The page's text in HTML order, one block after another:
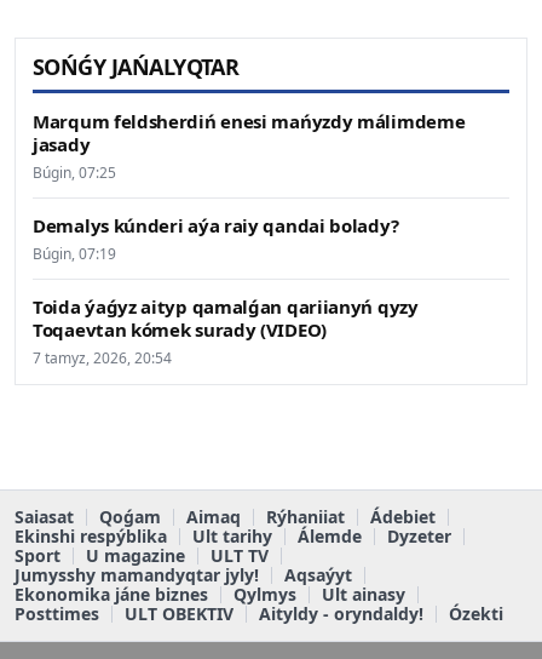
SOŃǴY JAŃALYQTAR
Marqum feldsherdiń enesi mańyzdy málimdeme
jasady
Búgin, 07:25
Demalys kúnderi aýa raiy qandai bolady?
Búgin, 07:19
Toida ýaǵyz aityp qamalǵan qariianyń qyzy
Toqaevtan kómek surady (VIDEO)
7 tamyz, 2026, 20:54
Saiasat Qoǵam Aimaq Rýhaniiat
Ádebiet
Ekinshi respýblika
Ult tarihy Álemde
Dyzeter
Sport
U magazine
ULT TV
Jumysshy mamandyqtar jyly!
Aqsaýyt
Ekonomika jáne biznes
Qylmys
Ult ainasy
Posttimes
ULT OBEKTIV Aityldy - oryndaldy! Ózekti